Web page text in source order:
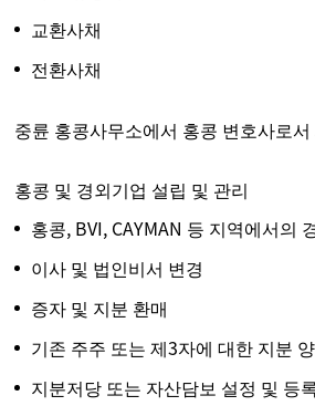
교환사채
전환사채
중륜 홍콩사무소에서 홍콩 변호사로
홍콩 및 경외기업 설립 및 관리
홍콩, BVI, CAYMAN 등 지역에서의
이사 및 법인비서 변경
증자 및 지분 환매
기존 주주 또는 제3자에 대한 지분
지분저당 또는 자산담보 설정 및 등